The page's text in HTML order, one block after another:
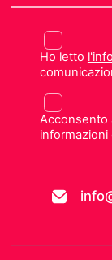
Ho letto
Acconsento